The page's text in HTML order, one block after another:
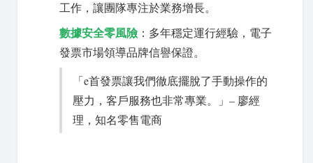
工作，讓團隊專注於業務增長。
數據安全零風險 ：多年穩定運行經驗，電子
發票市場領導品牌信譽保證。
「e首發票讓我們徹底擺脫了手動操作的
壓力，客戶服務也非常專業。」– 廖經
理，知名零售電商